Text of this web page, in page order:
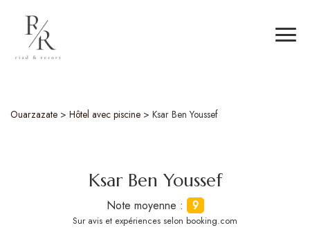
Ouarzazate > Hôtel avec piscine > Ksar Ben Youssef
Ksar Ben Youssef
Note moyenne : 9
Sur avis et expériences selon booking.com